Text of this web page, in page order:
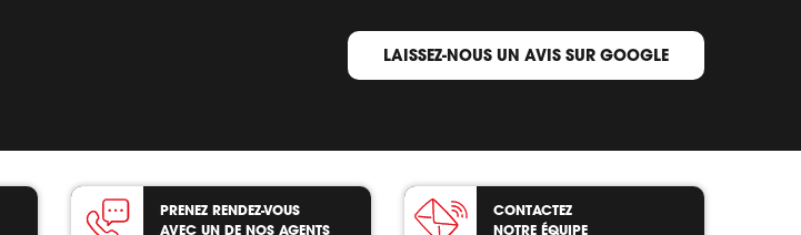
LAISSEZ-NOUS UN AVIS SUR GOOGLE
PRENEZ RENDEZ-VOUS
AVEC UN DE NOS AGENTS
CONTACTEZ
NOTRE ÉQUIPE